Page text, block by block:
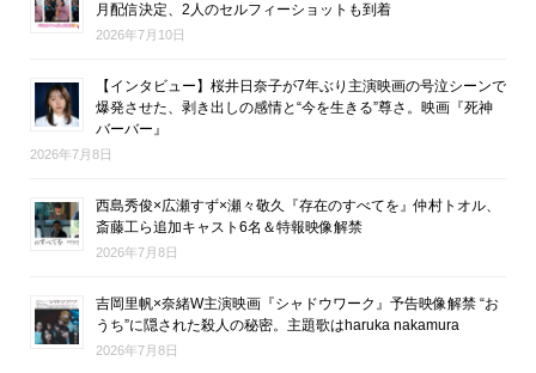
月配信決定、2人のセルフィーショットも到着
2026年7月10日
【インタビュー】桜井日奈子が7年ぶり主演映画の号泣シーンで
爆発させた、剥き出しの感情と“今を生きる”尊さ。映画『死神
バーバー』
2026年7月8日
西島秀俊×広瀬すず×瀬々敬久『存在のすべてを』仲村トオル、
斎藤工ら追加キャスト6名＆特報映像解禁
2026年7月8日
吉岡里帆×奈緒W主演映画『シャドウワーク』予告映像解禁 “お
うち”に隠された殺人の秘密。主題歌はharuka nakamura
2026年7月8日